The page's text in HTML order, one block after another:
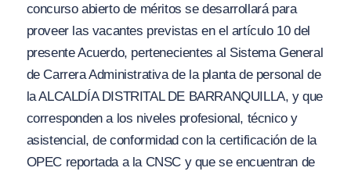
concurso abierto de méritos se desarrollará para
proveer las vacantes previstas en el artículo 10del
presente Acuerdo, pertenecientes al Sistema General
de Carrera Administrativa de la planta de personal de
la ALCALDÍA DISTRITAL DE BARRANQUILLA, y que
corresponden a los niveles profesional, técnico y
asistencial, de conformidad con la certificación de la
OPEC reportada a la CNSC y que se encuentran de